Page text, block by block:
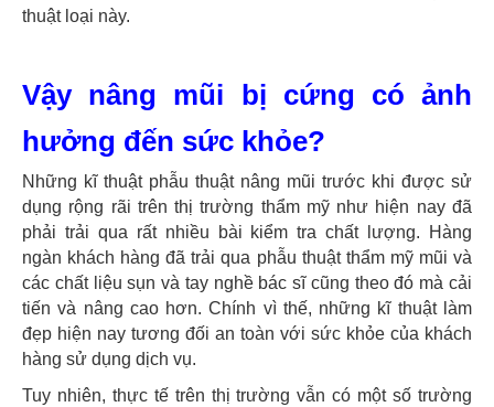
thuật loại này.
Vậy nâng mũi bị cứng có ảnh
hưởng đến sức khỏe?
Những kĩ thuật phẫu thuật nâng mũi trước khi được sử
dụng rộng rãi trên thị trường thẩm mỹ như hiện nay đã
phải trải qua rất nhiều bài kiểm tra chất lượng. Hàng
ngàn khách hàng đã trải qua phẫu thuật thẩm mỹ mũi và
các chất liệu sụn và tay nghề bác sĩ cũng theo đó mà cải
tiến và nâng cao hơn. Chính vì thế, những kĩ thuật làm
đẹp hiện nay tương đối an toàn với sức khỏe của khách
hàng sử dụng dịch vụ.
Tuy nhiên, thực tế trên thị trường vẫn có một số trường